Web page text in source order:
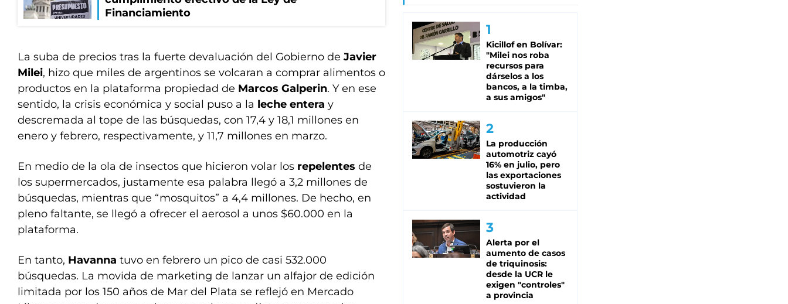
Financiamiento
La suba de precios tras la fuerte devaluación del Gobierno de Javier
Milei, hizo que miles de argentinos se volcaran a comprar alimentos o
productos en la plataforma propiedad de Marcos Galperin. Y en ese
sentido, la crisis económica y social puso a la leche entera y
descremada al tope de las búsquedas, con 17,4 y 18,1 millones en
enero y febrero, respectivamente, y 11,7 millones en marzo.
En medio de la ola de insectos que hicieron volar los repelentes de
los supermercados, justamente esa palabra llegó a 3,2 millones de
búsquedas, mientras que “mosquitos” a 4,4 millones. De hecho, en
pleno faltante, se llegó a ofrecer el aerosol a unos $60.000 en la
plataforma.
En tanto, Havanna tuvo en febrero un pico de casi 532.000
búsquedas. La movida de marketing de lanzar un alfajor de edición
limitada por los 150 años de Mar del Plata se reflejó en Mercado
Kicillof en Bolívar:
"Milei nos roba
recursos para
dárselos a los
bancos, a la timba,
a sus amigos"
La producción
automotriz cayó
16% en julio, pero
las exportaciones
sostuvieron la
actividad
Alerta por el
aumento de casos
de triquinosis:
desde la UCR le
exigen "controles"
a provincia